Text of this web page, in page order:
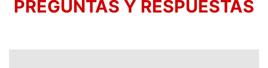
PREGUNTAS Y RESPUESTAS